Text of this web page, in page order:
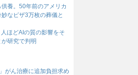
養。50年前のアメリカ
なピザ3万枚の葬儀と
ほどAIの質の影響をそ
研究で判明
がん治療に追加負担求め